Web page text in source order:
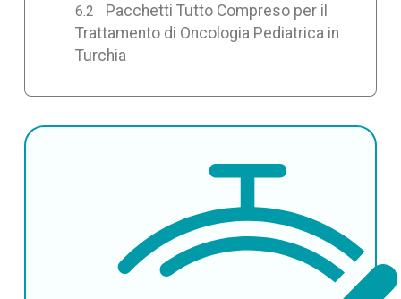
Pacchetti Tutto Compreso per il
Trattamento di Oncologia Pediatrica in
Turchia